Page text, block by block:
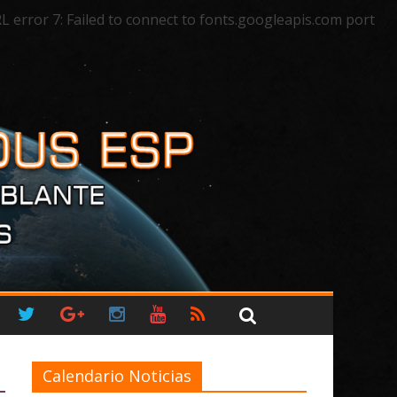
error 7: Failed to connect to fonts.googleapis.com port
Calendario Noticias